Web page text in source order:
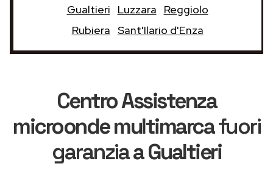
Gualtieri
Luzzara
Reggiolo
Rubiera Sant'Ilario d'Enza
Centro Assistenza
microonde multimarcafuori
garanziaa Gualtieri